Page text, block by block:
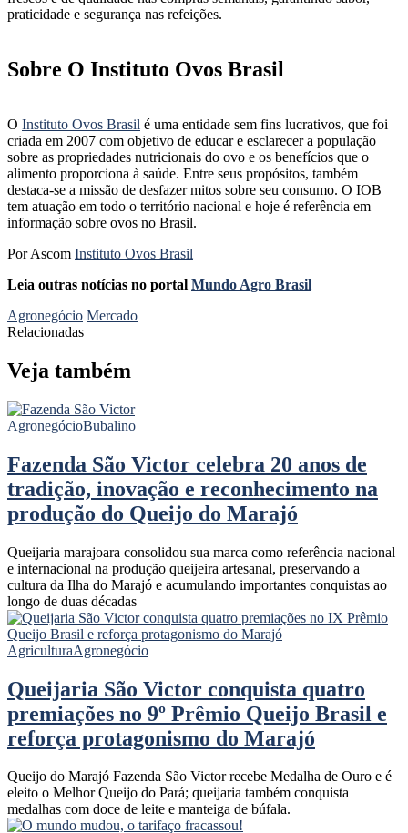
praticidade e segurança nas refeições.
Sobre O Instituto Ovos Brasil
O Instituto Ovos Brasil é uma entidade sem fins lucrativos, que foi
criada em 2007 com objetivo de educar e esclarecer a população
sobre as propriedades nutricionais do ovo e os benefícios que o
alimento proporciona à saúde. Entre seus propósitos, também
destaca-se a missão de desfazer mitos sobre seu consumo. O IOB
tem atuação em todo o território nacional e hoje é referência em
informação sobre ovos no Brasil.
Por Ascom Instituto Ovos Brasil
Leia outras notícias no portal Mundo Agro Brasil
Agronegócio Mercado
Relacionadas
Veja também
AgronegócioBubalino
Fazenda São Victor celebra 20 anos de
tradição, inovação e reconhecimento na
produção do Queijo do Marajó
Queijaria marajoara consolidou sua marca como referência nacional
e internacional na produção queijeira artesanal, preservando a
cultura da Ilha do Marajó e acumulando importantes conquistas ao
longo de duas décadas
AgriculturaAgronegócio
Queijaria São Victor conquista quatro
premiações no 9º Prêmio Queijo Brasil e
reforça protagonismo do Marajó
Queijo do Marajó Fazenda São Victor recebe Medalha de Ouro e é
eleito o Melhor Queijo do Pará; queijaria também conquista
medalhas com doce de leite e manteiga de búfala.